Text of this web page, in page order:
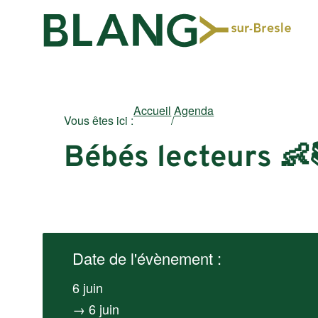
Vous êtes ici :
Accueil
/
Agenda
Bébés lecteurs
Date de l'évènement :
6 juin
→ 6 juin